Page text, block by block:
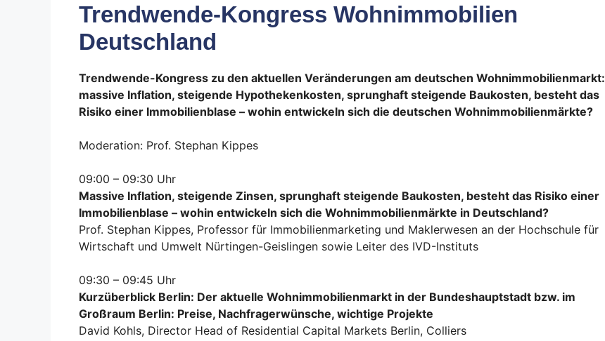
Trendwende-Kongress Wohnimmobilien
Deutschland
Trendwende-Kongress zu den aktuellen Veränderungen am deutschen Wohnimmobilienmarkt:
massive Inflation, steigende Hypothekenkosten, sprunghaft steigende Baukosten, besteht das
Risiko einer Immobilienblase – wohin entwickeln sich die deutschen Wohnimmobilienmärkte?
Moderation: Prof. Stephan Kippes
09:00 – 09:30 Uhr
Massive Inflation, steigende Zinsen, sprunghaft steigende Baukosten, besteht das Risiko einer
Immobilienblase – wohin entwickeln sich die Wohnimmobilienmärkte in Deutschland?
Prof. Stephan Kippes, Professor für Immobilienmarketing und Maklerwesen an der Hochschule für
Wirtschaft und Umwelt Nürtingen-Geislingen sowie Leiter des IVD-Instituts
09:30 – 09:45 Uhr
Kurzüberblick Berlin: Der aktuelle Wohnimmobilienmarkt in der Bundeshauptstadt bzw. im
Großraum Berlin: Preise, Nachfragerwünsche, wichtige Projekte
David Kohls, Director Head of Residential Capital Markets Berlin, Colliers